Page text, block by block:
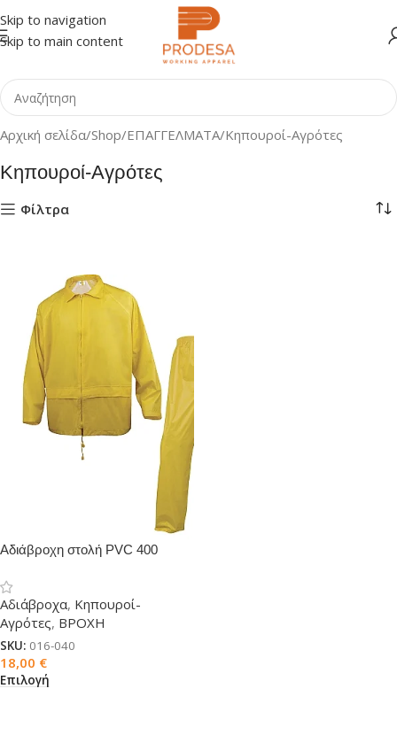
Skip to navigation
Skip to main content
Αρχική σελίδα Shop ΕΠΑΓΓΕΛΜΑΤΑ Κηπουροί-Αγρότες
Κηπουροί-Αγρότες
Φίλτρα
Αδιάβροχη στολή PVC 400
Αδιάβροχα, Κηπουροί-
Αγρότες, ΒΡΟΧΗ
SKU: 016-040
18,00 €
Επιλογή